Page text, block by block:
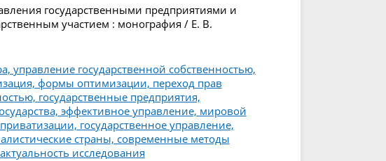
государственными предприятиями и
участием : монография / Е. В.
управление государственной собственностью,
формы оптимизации, переход прав
государственные предприятия,
эффективное управление, мировой
государственное управление,
страны, современные методы
исследования